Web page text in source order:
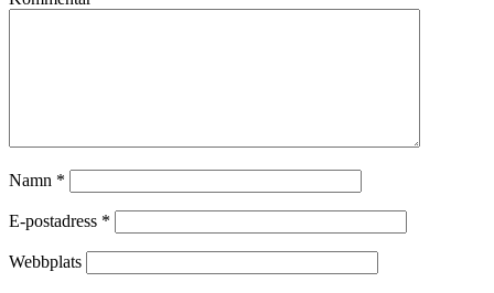
Namn *
E-postadress *
Webbplats